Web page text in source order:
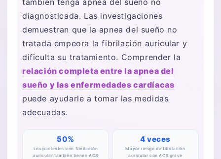
diagnosticada. Las investigaciones
demuestran que la apnea del sueño no
tratada empeora la fibrilación auricular y
dificulta su tratamiento. Comprender la
relación completa entre la apnea del
sueño y las enfermedades cardíacas
puede ayudarle a tomar las medidas
adecuadas.
50%
Los pacientes con fibrilación
auricular también tienen AOS
4 veces
Mayor riesgo de fibrilación
auricular con AOS grave